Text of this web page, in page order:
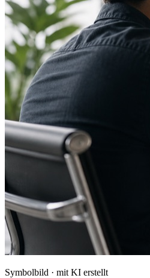
Symbolbild · mit KI erstellt